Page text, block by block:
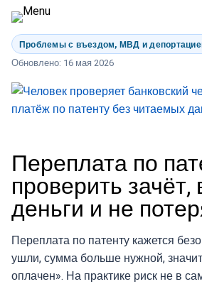
Проблемы с въездом, МВД и
Обновлено: 16 мая 2026
Переплата по
проверить зачёт,
деньги и не
Переплата по патенту кажется
ушли, сумма больше нужной,
оплачен». На практике риск не в